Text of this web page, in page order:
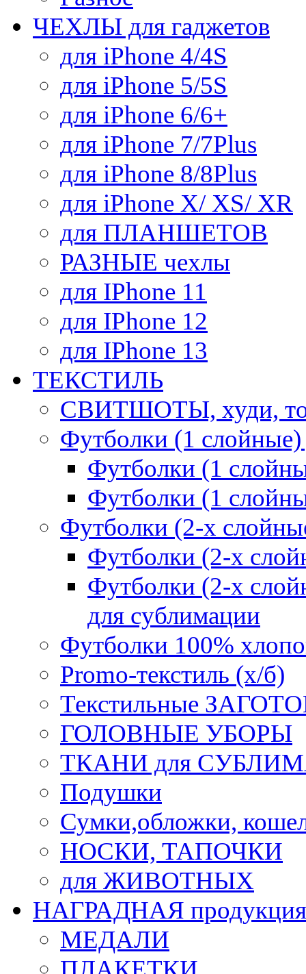
ЧЕХЛЫ для гаджетов
для iPhone 4/4S
для iPhone 5/5S
для iPhone 6/6+
для iPhone 7/7Plus
для iPhone 8/8Plus
для iPhone X/ XS/ XR
для ПЛАНШЕТОВ
РАЗНЫЕ чехлы
для IPhone 11
для IPhone 12
для IPhone 13
ТЕКСТИЛЬ
СВИТШОТЫ, худи,
Футболки (1
Футболки (1
Футболки (1
Футболки (2-х
Футболки (2-х
Футболки (2-х
для сублимации
Футболки 100%
Promo-текстиль (х/б)
Текстильные
ГОЛОВНЫЕ УБОРЫ
ТКАНИ для
Подушки
Сумки,обложки,
НОСКИ, ТАПОЧКИ
для ЖИВОТНЫХ
НАГРАДНАЯ продукция
МЕДАЛИ